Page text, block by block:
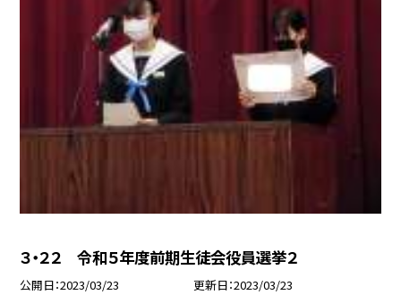
３・２２ 令和５年度前期生徒会役員選挙２
公開日 2023/03/23 更新日 2023/03/23